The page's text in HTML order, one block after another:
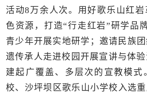
活动8万余人次。用好歌乐山红
色资源，打造“行走红岩”研学品
青少年开展实地研学；邀请民族
遗传承人走进校园开展宣讲与体
建起广覆盖、多层次的宣教模式
校、沙坪坝区歌乐山小学校入选